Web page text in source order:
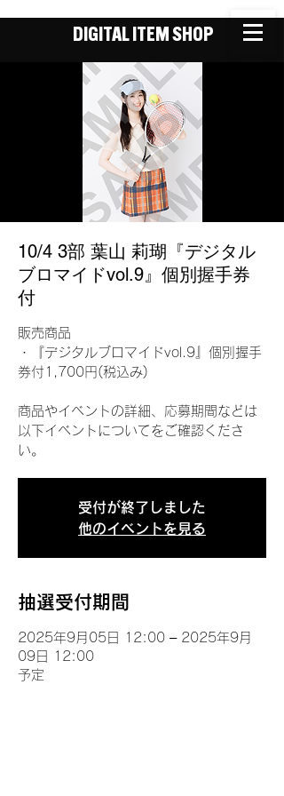
DIGITAL ITEM SHOP
10/4 3部 葉山 莉瑚『デジタル
ブロマイドvol.9』個別握手券
付
販売商品
・『デジタルブロマイドvol.9』個別握手
券付1,700円(税込み)
商品やイベントの詳細、応募期間などは
以下イベントについてをご確認くださ
い。
受付が終了しました
他のイベントを見る
抽選受付期間
2025年9月05日 12:00 – 2025年9月
09日 12:00
予定